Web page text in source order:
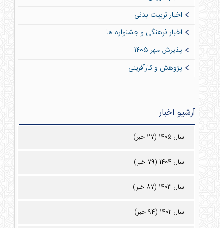
اخبار تربیت بدنی
اخبار فرهنگی و جشنواره ها
پذیرش مهر 1405
پژوهش و کارآفرینی
آرشیو اخبار
سال 1405 (27 خبر)
سال 1404 (79 خبر)
سال 1403 (87 خبر)
سال 1402 (94 خبر)